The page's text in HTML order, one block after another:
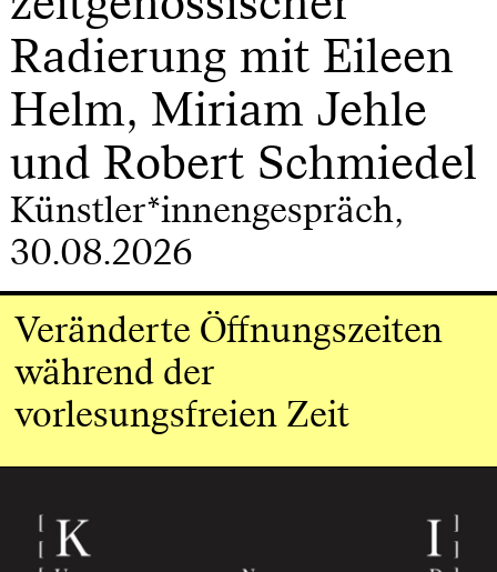
Radierung mit Eileen
Helm, Miriam Jehle
und Robert Schmiedel
Künstler*innengespräch,
30.08.2026
Veränderte Öffnungszeiten
während der
vorlesungsfreien Zeit